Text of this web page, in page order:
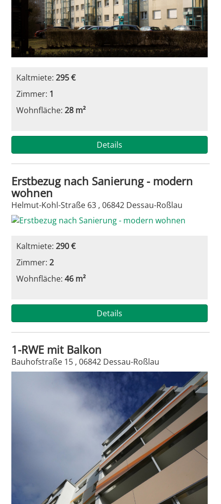
Kaltmiete:295 €
Zimmer: 1
Wohnfläche:28 m²
Details
Erstbezug nach Sanierung - modern
wohnen
Helmut-Kohl-Straße 63 , 06842 Dessau-Roßlau
Kaltmiete:290 €
Zimmer:2
Wohnfläche:46 m²
Details
1-RWE mit Balkon
Bauhofstraße 15 , 06842 Dessau-Roßlau